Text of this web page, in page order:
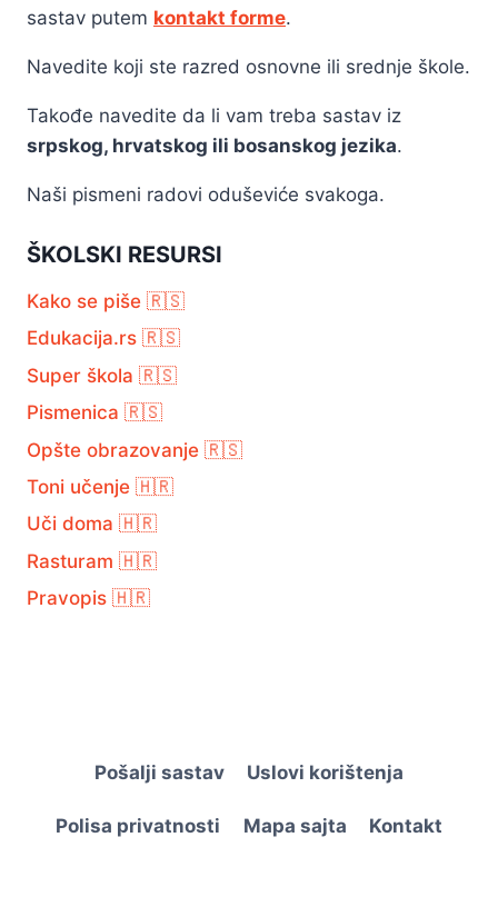
sastav putem kontakt forme.
Navedite koji ste razred osnovne ili srednje škole.
Takođe navedite da li vam treba sastav iz
srpskog, hrvatskog ili bosanskog jezika.
Naši pismeni radovi oduševiće svakoga.
ŠKOLSKI RESURSI
Kako se piše 🇷🇸
Edukacija.rs 🇷🇸
Super škola 🇷🇸
Pismenica 🇷🇸
Opšte obrazovanje 🇷🇸
Toni učenje 🇭🇷
Uči doma 🇭🇷
Rasturam 🇭🇷
Pravopis 🇭🇷
Pošalji sastav Uslovi korištenja
Polisa privatnosti Mapa sajta Kontakt